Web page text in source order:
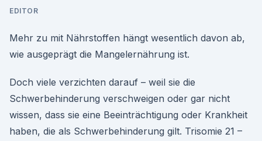
EDITOR
Mehr zu mit Nährstoffen hängt wesentlich davon ab,
wie ausgeprägt die Mangelernährung ist.
Doch viele verzichten darauf – weil sie die
Schwerbehinderung verschweigen oder gar nicht
wissen, dass sie eine Beeinträchtigung oder Krankheit
haben, die als Schwerbehinderung gilt. Trisomie 21 –